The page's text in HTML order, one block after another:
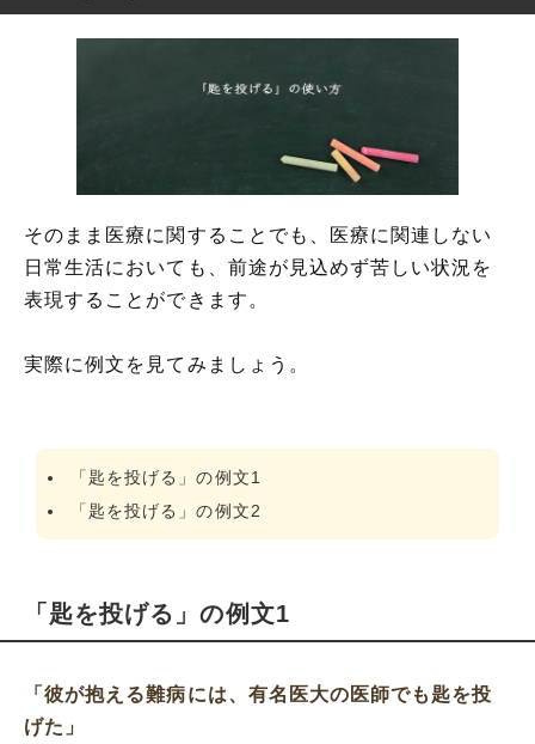
そのまま医療に関することでも、医療に関連しない
日常生活においても、前途が見込めず苦しい状況を
表現することができます。
実際に例文を見てみましょう。
「匙を投げる」の例文1
「匙を投げる」の例文2
「匙を投げる」の例文1
「彼が抱える難病には、有名医大の医師でも匙を投
げた」